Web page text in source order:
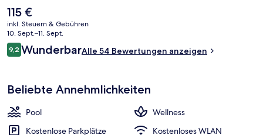
Bars/Lounges, ein Innenpool und Fitnessmöglichkeiten.
Der
aktuelle
Preis
beträgt
115 €.
115 €
inkl. Steuern & Gebühren
10. Sept.–11. Sept.
Bewertungen
9,29,2 von 10.
WunderbarAlle 54 Bewertungen anzeigen
Beliebte Annehmlichkeiten
Pool
Wellness
Kostenlose Parkplätze
Kostenloses WLAN